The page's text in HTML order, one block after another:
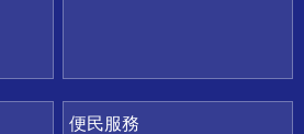
便民服務